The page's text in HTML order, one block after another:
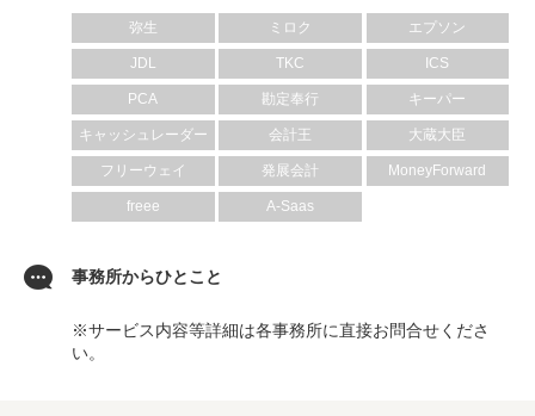
弥生 ミロク エプソン
JDL TKC ICS
PCA 勘定奉行 キーパー
キャッシュレーダー 会計王 大蔵大臣
フリーウェイ 発展会計 MoneyForward
freee A-Saas
事務所からひとこと
※サービス内容等詳細は各事務所に直接お問合せくださ
い。